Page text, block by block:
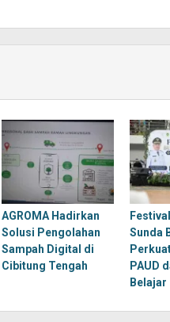
AGROMA Hadirkan
Solusi Pengolahan
Sampah Digital di
Cibitung Tengah
Sunda
PAUD
Belajar